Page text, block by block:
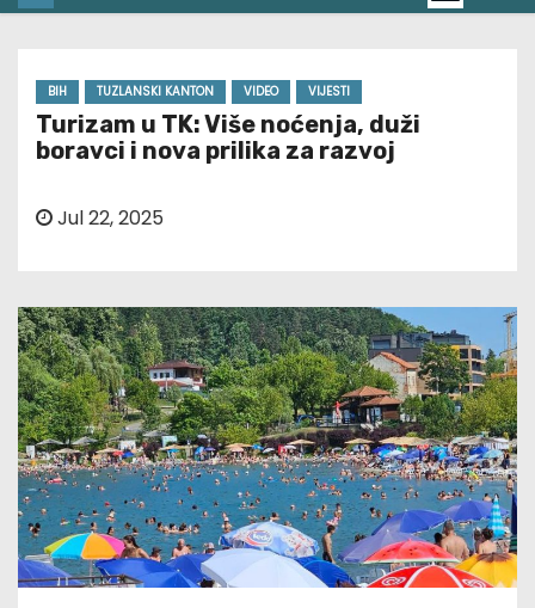
BIH TUZLANSKI KANTON VIDEO VIJESTI
Turizam u TK: Više noćenja, duži
boravci i nova prilika za razvoj
Jul 22, 2025